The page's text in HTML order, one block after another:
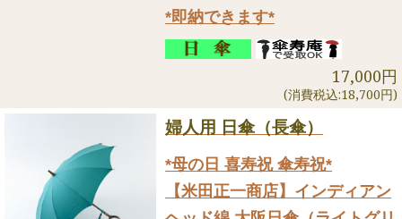
*即納できます*
17,000円
(消費税込:18,700円)
婦人用 日傘（長傘）
*母の日 喜寿祝 傘寿祝*
【米田正一商店】インディアン